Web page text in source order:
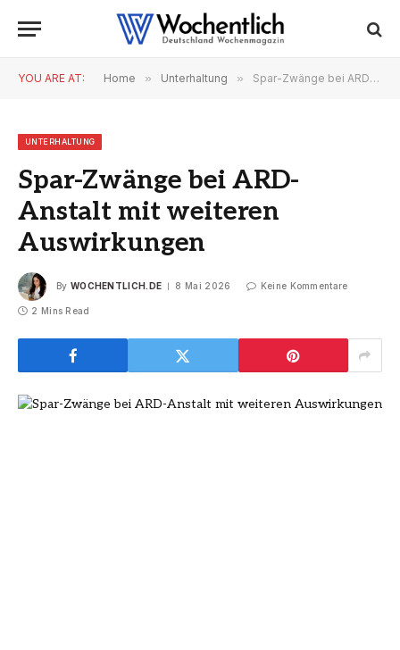
YOU ARE AT: Home » Unterhaltung » Spar-Zwänge bei ARD-Anstalt mit weiteren Auswirkungen
UNTERHALTUNG
Spar-Zwänge bei ARD-
Anstalt mit weiteren
Auswirkungen
By WOCHENTLICH.DE 8 Mai 2026 Keine Kommentare
2 Mins Read